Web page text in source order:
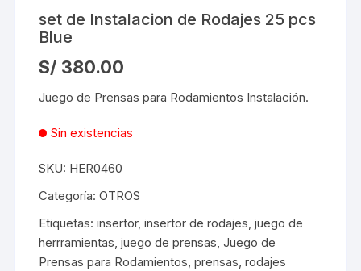
set de Instalacion de Rodajes 25 pcs
Blue
S/ 380.00
Juego de Prensas para Rodamientos Instalación.
Sin existencias
SKU: HER0460
Categoría:OTROS
Etiquetas:insertor,insertor de rodajes,juego de
herrramientas,juego de prensas,Juego de
Prensas para Rodamientos,prensas,rodajes